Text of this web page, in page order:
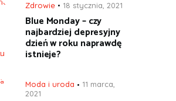
Zdrowie 18 stycznia, 2021
Blue Monday – czy
najbardziej depresyjny
dzień w roku naprawdę
istnieje?
Moda i uroda
11 marca,
2021